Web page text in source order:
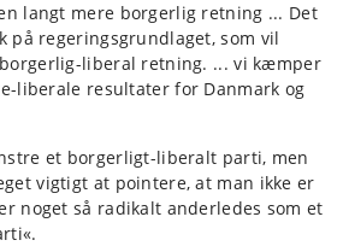
langt mere borgerlig retning ... Det
på regeringsgrundlaget, som vil
liberal retning. ... vi kæmper
liberale resultater for Danmark og
et borgerligt-liberalt parti, men
vigtigt at pointere, at man ikke er
noget så radikalt anderledes som et